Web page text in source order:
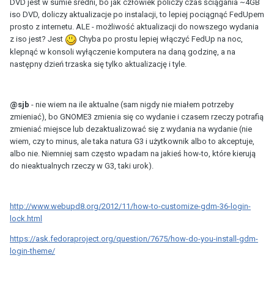
DVD jest w sumie średni, bo jak człowiek policzy czas ściągania ~4GB
iso DVD, doliczy aktualizacje po instalacji, to lepiej pociągnąć FedUpem
prosto z internetu. ALE - możliwość aktualizacji do nowszego wydania
z iso jest? Jest
Chyba po prostu lepiej włączyć FedUp na noc,
klepnąć w konsoli wyłączenie komputera na daną godzinę, a na
następny dzień trzaska się tylko aktualizację i tyle.
@sjb - nie wiem na ile aktualne (sam nigdy nie miałem potrzeby
zmieniać), bo GNOME3 zmienia się co wydanie i czasem rzeczy potrafią
zmieniać miejsce lub dezaktualizować się z wydania na wydanie (nie
wiem, czy to minus, ale taka natura G3 i użytkownik albo to akceptuje,
albo nie. Niemniej sam często wpadam na jakieś how-to, które kierują
do nieaktualnych rzeczy w G3, taki urok).
http://www.webupd8.org/2012/11/how-to-customize-gdm-36-login-
lock.html
https://ask.fedoraproject.org/question/7675/how-do-you-install-gdm-
login-theme/